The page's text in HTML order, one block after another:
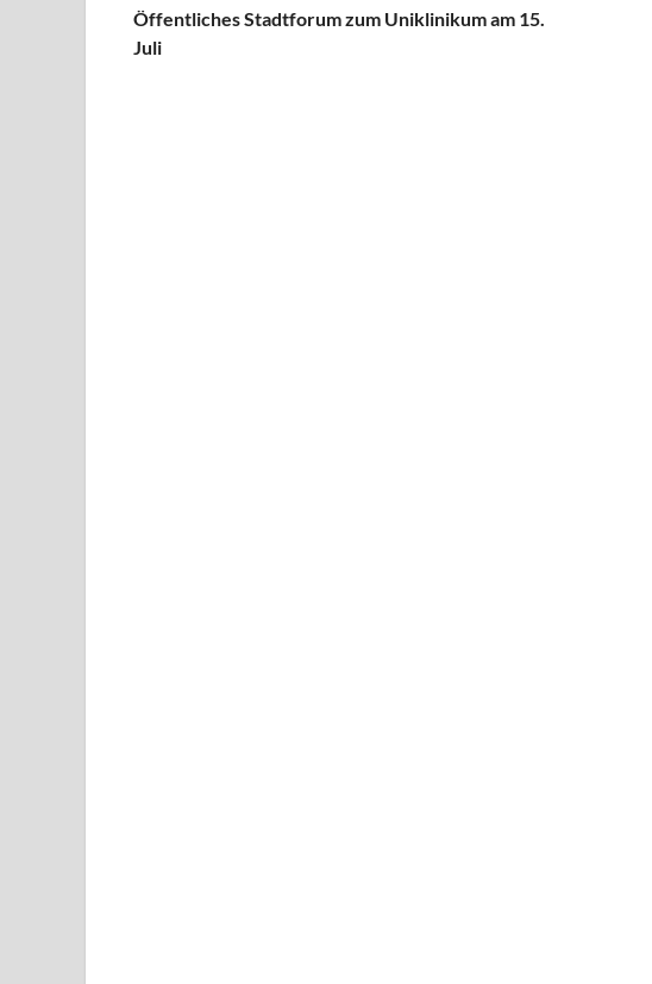
Öffentliches Stadtforum zum Uniklinikum am 15.
Juli